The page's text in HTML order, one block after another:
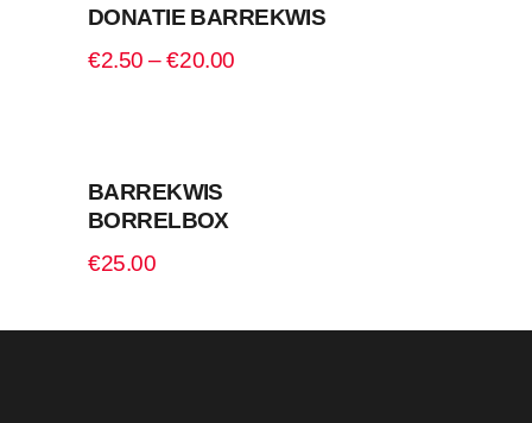
DONATIE BARREKWIS
€2.50 –€20.00
BARREKWIS
BORRELBOX
€25.00